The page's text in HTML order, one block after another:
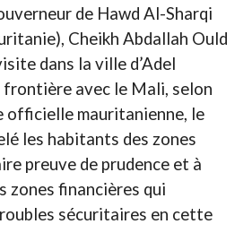
de Hawd Al-Sharqi
Cheikh Abdallah Ould
dans la ville d’Adel
frontière avec le Mali, selon
officielle mauritanienne, le
les habitants des zones
preuve de prudence et à
zones financières qui
sécuritaires en cette